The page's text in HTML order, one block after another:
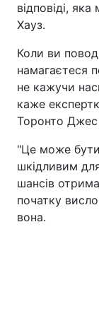
відповіді,
Хауз.
Коли ви
намагаєтеся
не кажучи
каже
Торонто Джес
"Це може бути
шкідливим
шансів
початку
вона.